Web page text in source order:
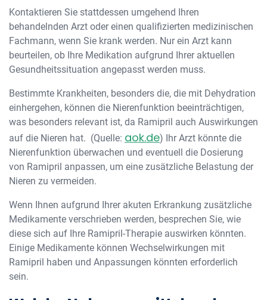
Kontaktieren Sie stattdessen umgehend Ihren
behandelnden Arzt oder einen qualifizierten medizinischen
Fachmann, wenn Sie krank werden. Nur ein Arzt kann
beurteilen, ob Ihre Medikation aufgrund Ihrer aktuellen
Gesundheitssituation angepasst werden muss.
Bestimmte Krankheiten, besonders die, die mit Dehydration
einhergehen, können die Nierenfunktion beeinträchtigen,
was besonders relevant ist, da Ramipril auch Auswirkungen
auf die Nieren hat. (Quelle: aok.de) Ihr Arzt könnte die
Nierenfunktion überwachen und eventuell die Dosierung
von Ramipril anpassen, um eine zusätzliche Belastung der
Nieren zu vermeiden.
Wenn Ihnen aufgrund Ihrer akuten Erkrankung zusätzliche
Medikamente verschrieben werden, besprechen Sie, wie
diese sich auf Ihre Ramipril-Therapie auswirken könnten.
Einige Medikamente können Wechselwirkungen mit
Ramipril haben und Anpassungen könnten erforderlich
sein.